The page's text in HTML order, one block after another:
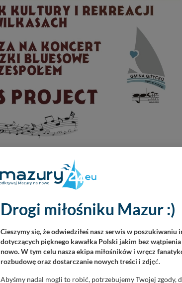
Drogi miłośniku Mazur :)
Cieszymy się, że odwiedziłeś nasz serwis w
dotyczących pięknego kawałka Polski jakim bez
nowo. W tym celu nasza ekipa miłośników i wręcz
rozbudowę oraz dostarczanie nowych treści i zdjęć.
Abyśmy nadal mogli to robić, potrzebujemy Twojej zgody,